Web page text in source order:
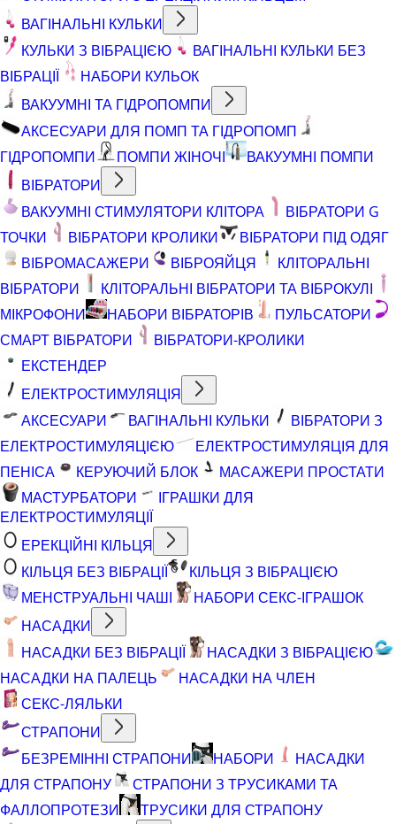
ВАГІНАЛЬНІ КУЛЬКИ
КУЛЬКИ З ВІБРАЦІЄЮ
ВАГІНАЛЬНІ КУЛЬКИ БЕЗ
ВІБРАЦІЇ
НАБОРИ КУЛЬОК
ВАКУУМНІ ТА ГІДРОПОМПИ
АКСЕСУАРИ ДЛЯ ПОМП ТА ГІДРОПОМП
ГІДРОПОМПИ
ПОМПИ ЖІНОЧІ
ВАКУУМНІ ПОМПИ
ВІБРАТОРИ
ВАКУУМНІ СТИМУЛЯТОРИ КЛІТОРА
ВІБРАТОРИ G
ТОЧКИ
ВІБРАТОРИ КРОЛИКИ
ВІБРАТОРИ ПІД ОДЯГ
ВІБРОМАСАЖЕРИ
ВІБРОЯЙЦЯ
КЛІТОРАЛЬНІ
ВІБРАТОРИ
КЛІТОРАЛЬНІ ВІБРАТОРИ ТА ВІБРОКУЛІ
МІКРОФОНИ
НАБОРИ ВІБРАТОРІВ
ПУЛЬСАТОРИ
СМАРТ ВІБРАТОРИ
ВІБРАТОРИ-КРОЛИКИ
ЕКСТЕНДЕР
ЕЛЕКТРОСТИМУЛЯЦІЯ
АКСЕСУАРИ
ВАГІНАЛЬНІ КУЛЬКИ
ВІБРАТОРИ З
ЕЛЕКТРОСТИМУЛЯЦІЄЮ
ЕЛЕКТРОСТИМУЛЯЦІЯ ДЛЯ
ПЕНІСА
КЕРУЮЧИЙ БЛОК
МАСАЖЕРИ ПРОСТАТИ
МАСТУРБАТОРИ
ІГРАШКИ ДЛЯ
ЕЛЕКТРОСТИМУЛЯЦІЇ
ЕРЕКЦІЙНІ КІЛЬЦЯ
КІЛЬЦЯ БЕЗ ВІБРАЦІЇ
КІЛЬЦЯ З ВІБРАЦІЄЮ
МЕНСТРУАЛЬНІ ЧАШІ
НАБОРИ СЕКС-ІГРАШОК
НАСАДКИ
НАСАДКИ БЕЗ ВІБРАЦІЇ
НАСАДКИ З ВІБРАЦІЄЮ
НАСАДКИ НА ПАЛЕЦЬ
НАСАДКИ НА ЧЛЕН
СЕКС-ЛЯЛЬКИ
СТРАПОНИ
БЕЗРЕМІННІ СТРАПОНИ
НАБОРИ
НАСАДКИ
ДЛЯ СТРАПОНУ
СТРАПОНИ З ТРУСИКАМИ ТА
ФАЛЛОПРОТЕЗИ
ТРУСИКИ ДЛЯ СТРАПОНУ